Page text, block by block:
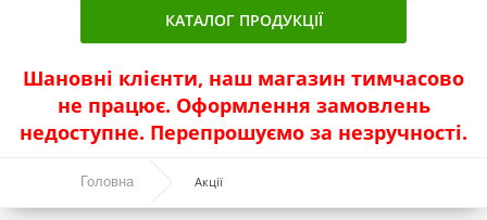
КАТАЛОГ ПРОДУКЦІЇ
Актуальні продукти
Акції
Моторні оливи
Шановні клієнти, наш магазин тимчасово
не працює. Оформлення замовлень
недоступне. Перепрошуємо за незручності.
Головна Акції